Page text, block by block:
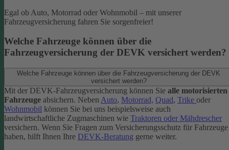
Egal ob Auto, Motorrad oder Wohnmobil – mit unserer
Fahrzeugversicherung fahren Sie sorgenfreier!
Welche Fahrzeuge können über die
Fahrzeugversicherung der DEVK versichert werden?
Welche Fahrzeuge können über die Fahrzeugversicherung der DEVK
versichert werden?
Mit der DEVK-Fahrzeugversicherung können Sie alle motorisierten
Fahrzeuge absichern. Neben Auto, Motorrad, Quad, Trike oder
Wohnmobil können Sie bei uns beispielsweise auch
landwirtschaftliche Zugmaschinen wie Traktoren oder Mähdrescher
versichern. Wenn Sie Fragen zum Versicherungsschutz für Fahrzeuge
haben, hilft Ihnen Ihre DEVK-Beratung gerne weiter.